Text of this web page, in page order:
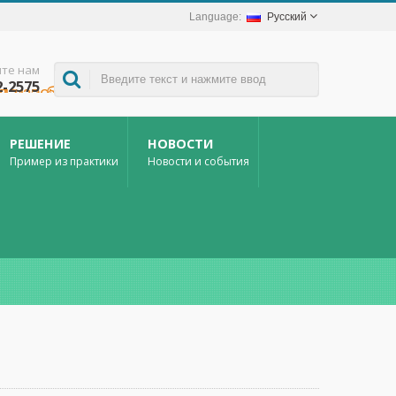
Русский
передаваемых комарами, и других применений в сфере домашнего ухода за больными.
нам
2575
РЕШЕНИЕ
Пример из практики
НОВОСТИ
Новости и события